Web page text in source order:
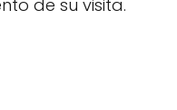
de su visita.